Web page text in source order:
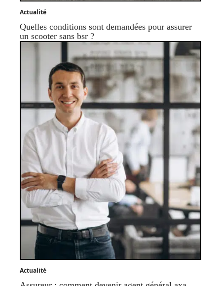
Actualité
Quelles conditions sont demandées pour assurer
un scooter sans bsr ?
Actualité